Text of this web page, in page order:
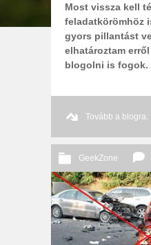
Most vissza kell
feladatkörömhöz
gyors pillantást
elhatároztam
blogolni is fogok.
Tovább a blogra.
GeekZone
2013 02. 19.